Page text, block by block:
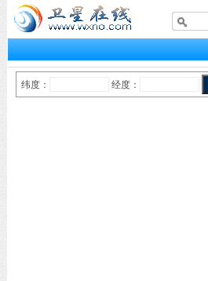
纬度： 经度：